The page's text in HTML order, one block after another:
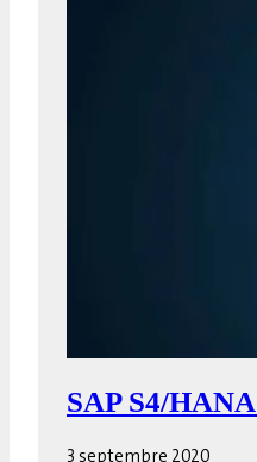
SAP S4/
3 septembre 2020